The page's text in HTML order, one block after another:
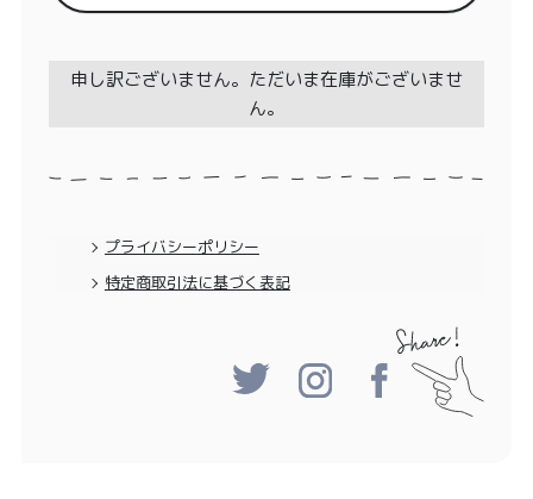
申し訳ございません。ただいま在庫がございませ
ん。
プライバシーポリシー
特定商取引法に基づく表記